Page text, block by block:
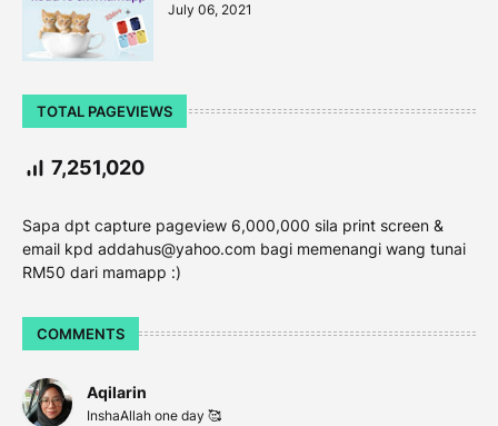
July 06, 2021
TOTAL PAGEVIEWS
7,251,020
Sapa dpt capture pageview 6,000,000 sila print screen &
email kpd addahus@yahoo.com bagi memenangi wang tunai
RM50 dari mamapp :)
COMMENTS
Aqilarin
InshaAllah one day 🥰